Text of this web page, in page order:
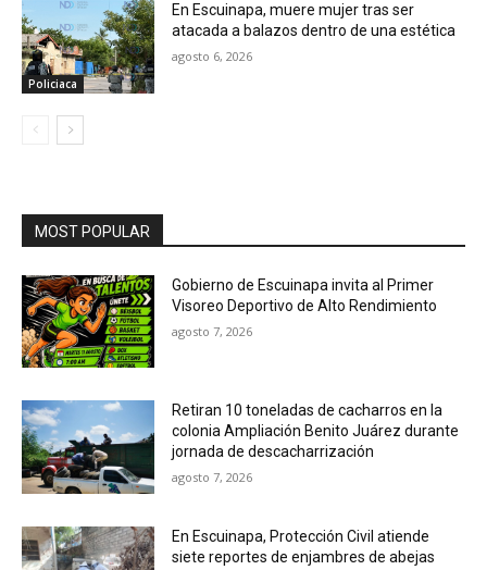
Policiaca
En Escuinapa, muere mujer tras ser
atacada a balazos dentro de una estética
agosto 6, 2026
MOST POPULAR
Gobierno de Escuinapa invita al Primer
Visoreo Deportivo de Alto Rendimiento
agosto 7, 2026
Retiran 10 toneladas de cacharros en la
colonia Ampliación Benito Juárez durante
jornada de descacharrización
agosto 7, 2026
En Escuinapa, Protección Civil atiende
siete reportes de enjambres de abejas